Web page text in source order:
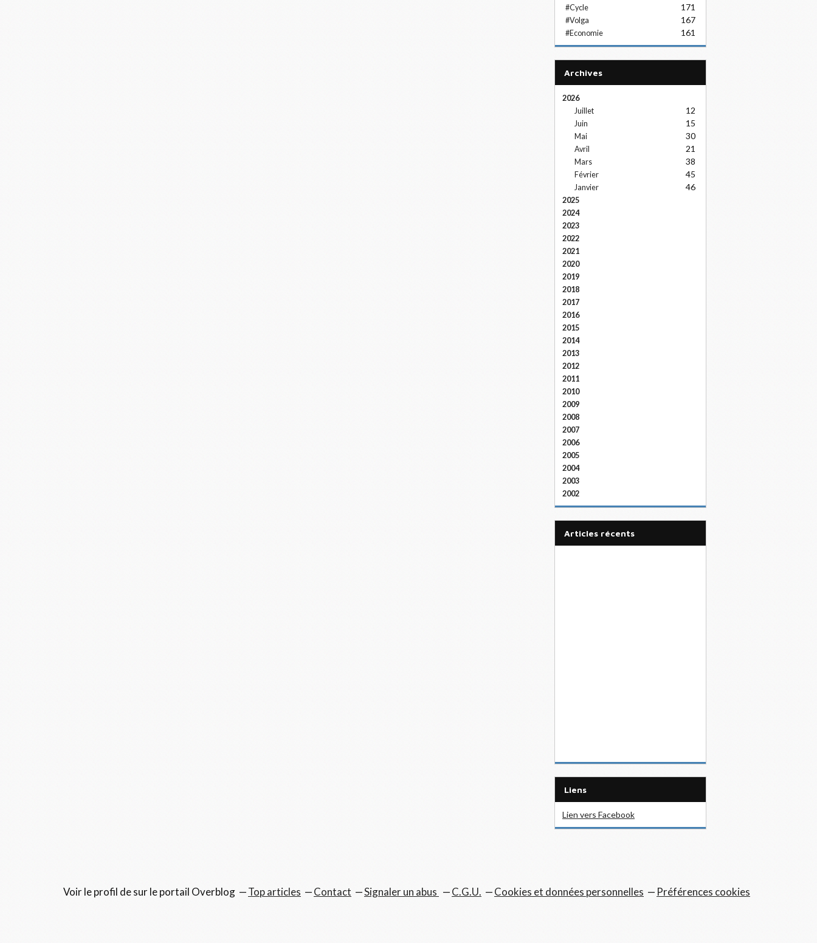
#Cycle 171
#Volga 167
#Economie 161
Archives
2026
Juillet
12
Juin 15
Mai 30
Avril 21
Mars 38
Février 45
Janvier 46
2025
2024
2023
2022
2021
2020
2019
2018
2017
2016
2015
2014
2013
2012
2011
2010
2009
2008
2007
2006
2005
2004
2003
2002
articles récents
Liens
Lien vers Facebook
Voir le profil desur le portail Overblog Top articles Contact Signaler un abus C.G.U. Cookies et données personnelles Préférences cookies